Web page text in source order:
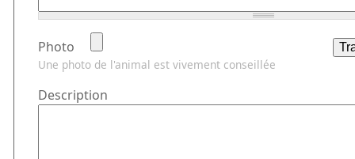
Photo
Une photo de l'animal est vivement conseillée
Description